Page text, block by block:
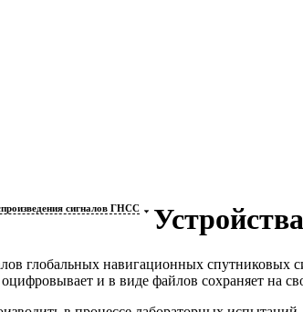
сигналов ГНСС
глобальных навигационных
и в виде файлов сохраняет на